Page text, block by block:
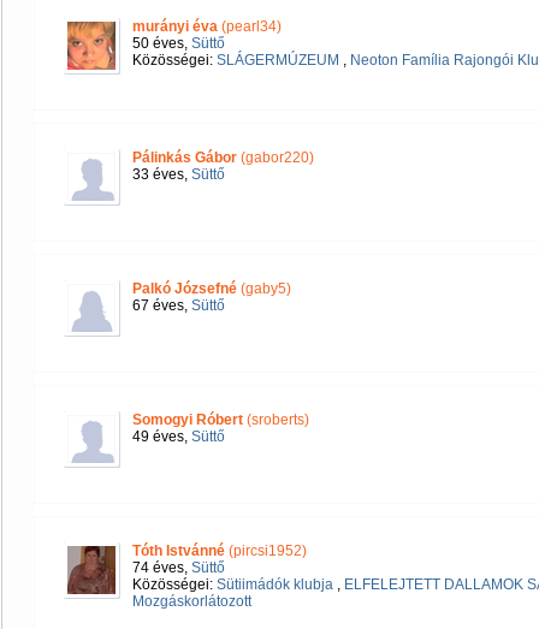
murányi éva (pearl34)
50 éves, Süttő
Közösségei: SLÁGERMÚZEUM , Neoton Família Rajongói
Pálinkás Gábor (gabor220)
33 éves, Süttő
Palkó Józsefné (gaby5)
67 éves, Süttő
Somogyi Róbert (sroberts)
49 éves, Süttő
Tóth Istvánné (pircsi1952)
74 éves, Süttő
Közösségei: Sütiimádók klubja , ELFELEJTETT DALLAMOK
Mozgáskorlátozott